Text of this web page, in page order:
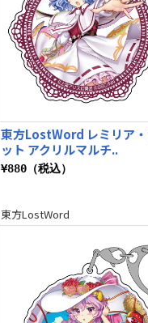
東方LostWord レミリア
ット アクリルマルチ..
¥880（税込）
東方LostWord